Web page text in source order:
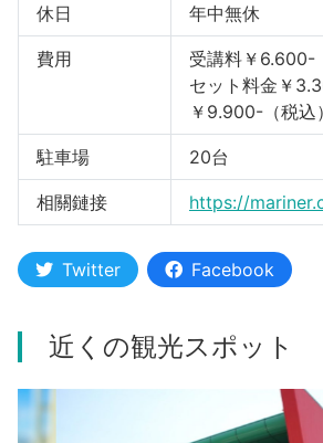
休日 年中無休
費用
受講料￥6.600-
セット料金￥
￥9.900-（税込）
駐車場 20台
相關鏈接 https://
Twitter Facebook
近くの観光スポット